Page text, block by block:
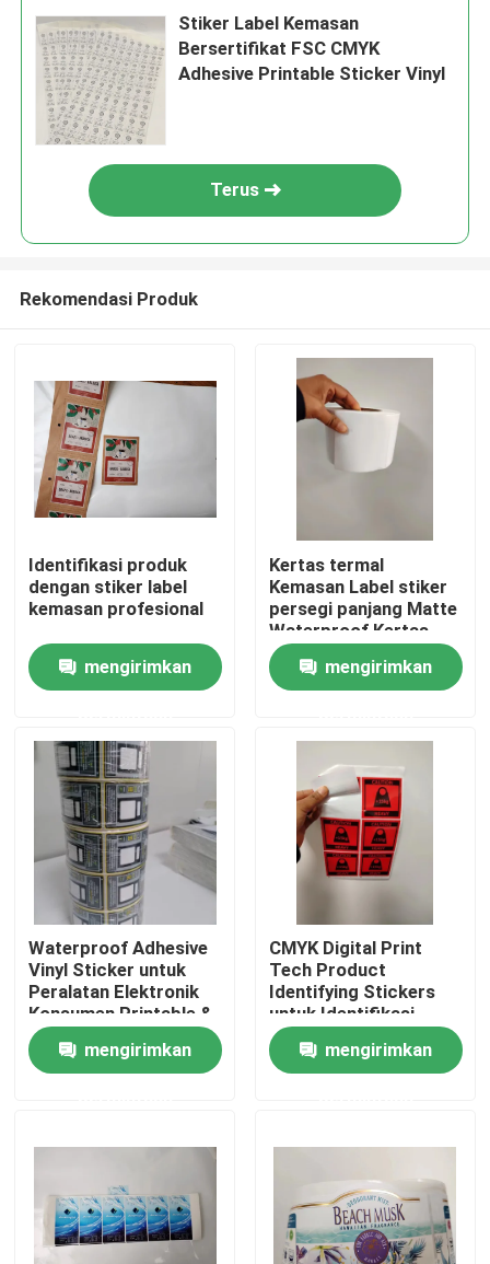
Tentang kita
Kontak
Produk
Stiker label perekat
Stiker label kemasan
Label Ritel Kustom
Label Botol Minuman
Label Kosmetik Tahan Air
Stiker Label Kemasan
Bersertifikat FSC CMYK
Adhesive Printable Sticker Vinyl
Terus
Rekomendasi Produk
Identifikasi produk
dengan stiker label
kemasan profesional
mengirimkan
Kertas termal
Kemasan Label stiker
persegi panjang Matte
Waterproof Kertas
Vinyl
mengirimkan
Waterproof Adhesive
Vinyl Sticker untuk
Peralatan Elektronik
Konsumen Printable &
bisa ditulis di area
kosongmengirimkan
CMYK Digital Print
Tech Product
Identifying Stickers
untuk Identifikasi
Produk
mengirimkan